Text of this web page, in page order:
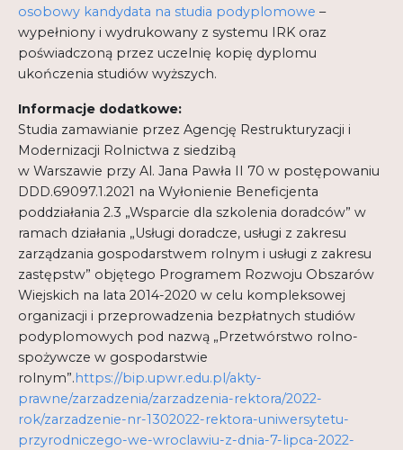
osobowy kandydata na studia podyplomowe –
wypełniony i wydrukowany z systemu IRK oraz
poświadczoną przez uczelnię kopię dyplomu
ukończenia studiów wyższych.
Informacje dodatkowe:
Studia zamawianie przez Agencję Restrukturyzacji i
Modernizacji Rolnictwa z siedzibą
w Warszawie przy Al. Jana Pawła II 70 w postępowaniu
DDD.69097.1.2021 na Wyłonienie Beneficjenta
poddziałania 2.3 „Wsparcie dla szkolenia doradców” w
ramach działania „Usługi doradcze, usługi z zakresu
zarządzania gospodarstwem rolnym i usługi z zakresu
zastępstw” objętego Programem Rozwoju Obszarów
Wiejskich na lata 2014-2020 w celu kompleksowej
organizacji i przeprowadzenia bezpłatnych studiów
podyplomowych pod nazwą „Przetwórstwo rolno-
spożywcze w gospodarstwie
rolnym”.https://bip.upwr.edu.pl/akty-
prawne/zarzadzenia/zarzadzenia-rektora/2022-
rok/zarzadzenie-nr-1302022-rektora-uniwersytetu-
przyrodniczego-we-wroclawiu-z-dnia-7-lipca-2022-